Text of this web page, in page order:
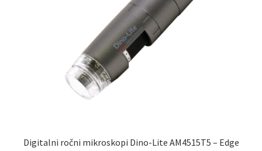
Digitalni ročni mikroskopi Dino-Lite AM4515T5 – Edge